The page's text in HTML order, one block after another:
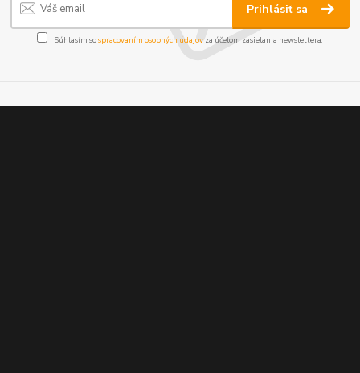
Prihlásiť sa
Súhlasím sospracovaním osobných údajov za účelom zasielania newslettera.